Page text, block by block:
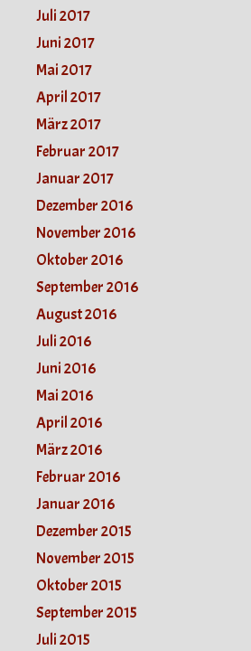
Juli 2017
Juni 2017
Mai 2017
April 2017
März 2017
Februar 2017
Januar 2017
Dezember 2016
November 2016
Oktober 2016
September 2016
August 2016
Juli 2016
Juni 2016
Mai 2016
April 2016
März 2016
Februar 2016
Januar 2016
Dezember 2015
November 2015
Oktober 2015
September 2015
Juli 2015